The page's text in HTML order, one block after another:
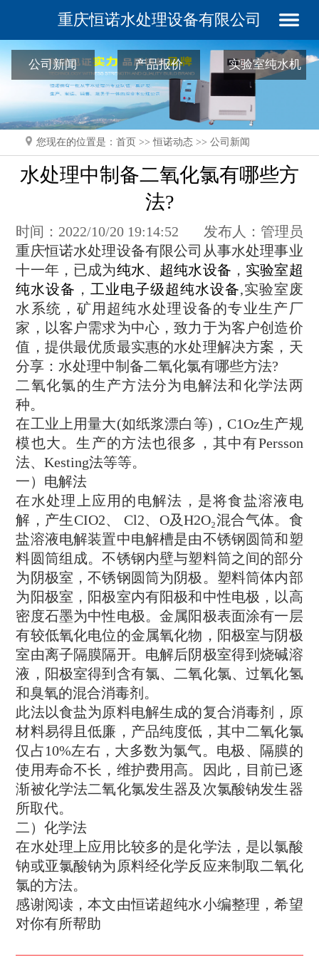
重庆恒诺水处理设备有限公司
公司新闻 产品报价 实验室纯水机
常见问题
您现在的位置是： 首页 >>恒诺动态>> 公司新闻
水处理中制备二氧化氯有哪些方
法?
时间：2022/10/20 19:14:52
发布人：管理员
重庆恒诺水处理设备有限公司从事水处理事业
十一年，已成为纯水、超纯水设备 ， 实验室超
纯水设备 ，工业电子级超纯水设备,实验室废
水系统，矿用超纯水处理设备的专业生产厂
家，以客户需求为中心，致力于为客户创造价
值，提供最优质最实惠的水处理解决方案，天
分享：水处理中制备二氧化氯有哪些方法?
二氧化氯的生产方法分为电解法和化学法两
种。
在工业上用量大(如纸浆漂白等)，C1Oz生产规
模也大。生产的方法也很多，其中有Persson
法、Kesting法等等。
一）电解法
在水处理上应用的电解法，是将食盐溶液电
解，产生CIO2、 Cl2、O及H2O₂混合气体。食
盐溶液电解装置中电解槽是由不锈钢圆筒和塑
料圆筒组成。不锈钢内壁与塑料筒之间的部分
为阴极室，不锈钢圆筒为阴极。塑料筒体内部
为阳极室，阳极室内有阳极和中性电极，以高
密度石墨为中性电极。金属阳极表面涂有一层
有较低氧化电位的金属氧化物，阳极室与阴极
室由离子隔膜隔开。电解后阴极室得到烧碱溶
液，阳极室得到含有氯、二氧化氯、过氧化氢
和臭氧的混合消毒剂。
此法以食盐为原料电解生成的复合消毒剂，原
材料易得且低廉，产品纯度低，其中二氧化氯
仅占10%左右，大多数为氯气。电极、隔膜的
使用寿命不长，维护费用高。因此，目前已逐
渐被化学法二氧化氯发生器及次氯酸钠发生器
所取代。
二）化学法
在水处理上应用比较多的是化学法，是以氯酸
钠或亚氯酸钠为原料经化学反应来制取二氧化
氯的方法。
感谢阅读，本文由恒诺超纯水小编整理，希望
对你有所帮助